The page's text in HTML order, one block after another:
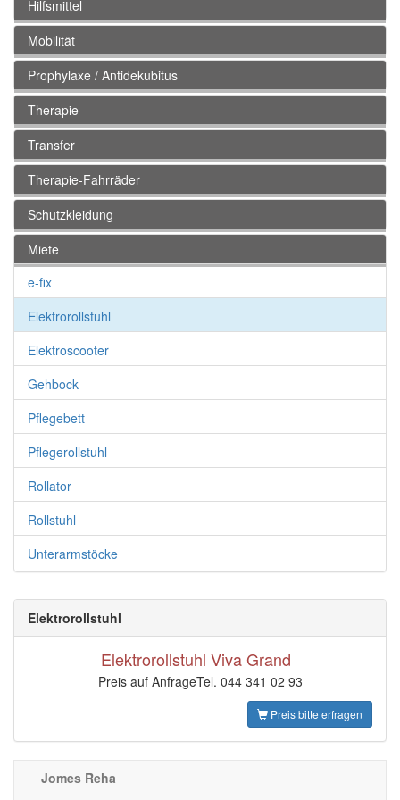
Hilfsmittel
Mobilität
Prophylaxe / Antidekubitus
Therapie
Transfer
Therapie-Fahrräder
Schutzkleidung
Miete
e-fix
Elektrorollstuhl
Elektroscooter
Gehbock
Pflegebett
Pflegerollstuhl
Rollator
Rollstuhl
Unterarmstöcke
Elektrorollstuhl
Elektrorollstuhl Viva Grand
Preis auf AnfrageTel. 044 341 02 93
Preis bitte erfragen
Jomes Reha